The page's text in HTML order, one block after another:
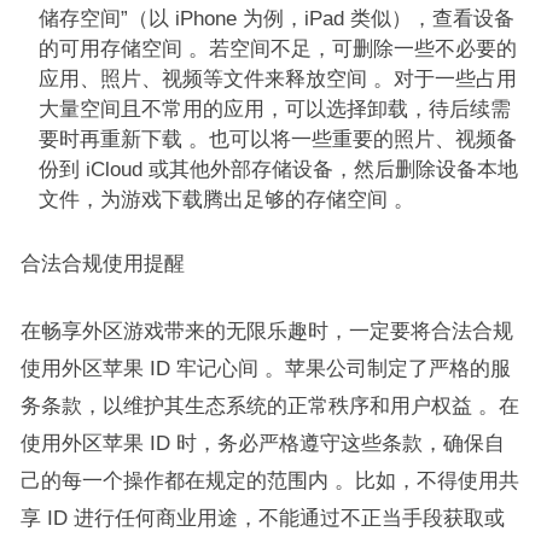
储存空间”（以 iPhone 为例，iPad 类似），查看设备
的可用存储空间 。若空间不足，可删除一些不必要的
应用、照片、视频等文件来释放空间 。对于一些占用
大量空间且不常用的应用，可以选择卸载，待后续需
要时再重新下载 。也可以将一些重要的照片、视频备
份到 iCloud 或其他外部存储设备，然后删除设备本地
文件，为游戏下载腾出足够的存储空间 。​
合法合规使用提醒​
在畅享外区游戏带来的无限乐趣时，一定要将合法合规
使用外区苹果 ID 牢记心间 。苹果公司制定了严格的服
务条款，以维护其生态系统的正常秩序和用户权益 。在
使用外区苹果 ID 时，务必严格遵守这些条款，确保自
己的每一个操作都在规定的范围内 。比如，不得使用共
享 ID 进行任何商业用途，不能通过不正当手段获取或